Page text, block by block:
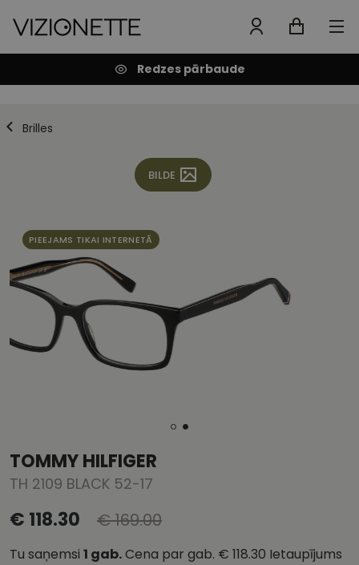
Redzes pārbaude
Brilles
BILDE
PIEEJAMS TIKAI INTERNETĀ
TOMMY HILFIGER
TH 2109 BLACK 52-17
€ 118.30 € 169.00
Tu saņemsi 1 gab.Cena par gab. € 118.30 Ietaupījums